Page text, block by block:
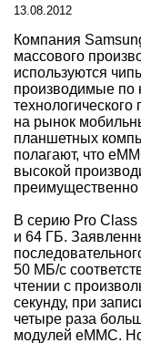
13.08.2012
Компания
массового
используются
производимые по
на рынок
планшетных
полагают, что
высокой
преимущественно
В серию Pro
и 64 ГБ.
50 МБ/с
чтении с
секунду, при
четыре раза
модулей eMMC.